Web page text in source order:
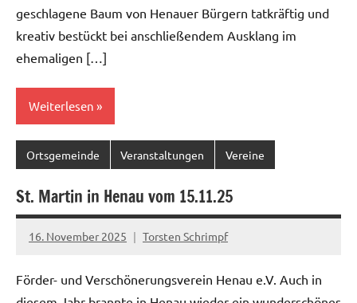
geschlagene Baum von Henauer Bürgern tatkräftig und
kreativ bestückt bei anschließendem Ausklang im
ehemaligen […]
Weiterlesen
Ortsgemeinde Veranstaltungen Vereine
St. Martin in Henau vom 15.11.25
16. November 2025 Torsten Schrimpf
Förder- und Verschönerungsverein Henau e.V. Auch in